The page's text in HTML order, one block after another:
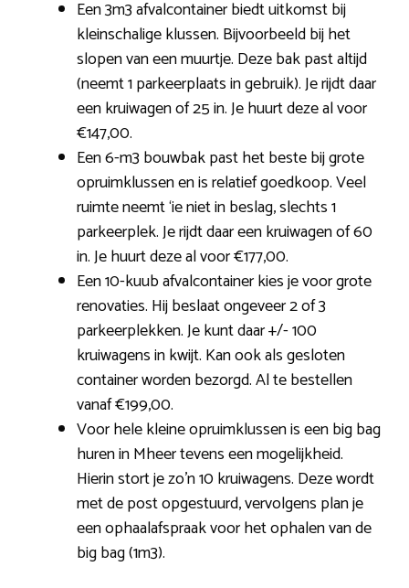
Een 3m3 afvalcontainer biedt uitkomst bij
kleinschalige klussen. Bijvoorbeeld bij het
slopen van een muurtje. Deze bak past altijd
(neemt 1 parkeerplaats in gebruik). Je rijdt daar
een kruiwagen of 25 in. Je huurt deze al voor
€147,00.
Een 6-m3 bouwbak past het beste bij grote
opruimklussen en is relatief goedkoop. Veel
ruimte neemt ‘ie niet in beslag, slechts 1
parkeerplek. Je rijdt daar een kruiwagen of 60
in. Je huurt deze al voor €177,00.
Een 10-kuub afvalcontainer kies je voor grote
renovaties. Hij beslaat ongeveer 2 of 3
parkeerplekken. Je kunt daar +/- 100
kruiwagens in kwijt. Kan ook als gesloten
container worden bezorgd. Al te bestellen
vanaf €199,00.
Voor hele kleine opruimklussen is een big bag
huren in Mheer tevens een mogelijkheid.
Hierin stort je zo’n 10 kruiwagens. Deze wordt
met de post opgestuurd, vervolgens plan je
een ophaalafspraak voor het ophalen van de
big bag (1m3).